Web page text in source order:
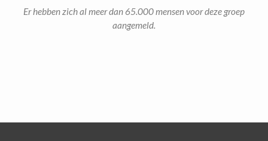
Er hebben zich al meer dan 65.000 mensen voor deze groep
aangemeld.